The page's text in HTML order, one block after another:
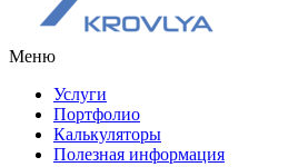
Меню
Услуги
Портфолио
Калькуляторы
Полезная информация